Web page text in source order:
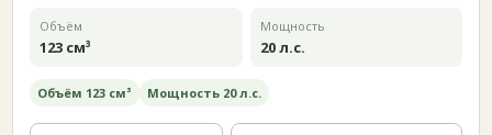
Объём
123 см³
Мощность
20 л.с.
Объём 123 см³ Мощность 20 л.с.